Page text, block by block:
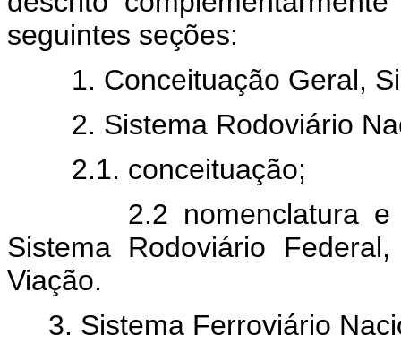
seguintes seções:
1. Conceituação Geral,
2. Sistema Rodoviário
2.1. conceituação;
2.2 nomenclatura
Sistema Rodoviário
Viação.
3. Sistema Ferroviário